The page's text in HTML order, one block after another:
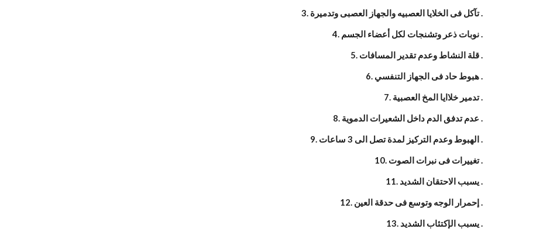
3. تآكل فى الخلايا العصبيه والجهاز العصبى وتدميرة .
4. نوبات ذعر وتشنجات لكل أعضاء الجسم .
5. قلة النشاط وعدم تقدير المسافات .
6. هبوط حاد فى الجهاز التنفسي .
7. تدمير خلاايا المخ العصبية .
8. عدم تدفق الدم داخل الشعيرات الدموية .
9. الهبوط وعدم التركيز لمدة تصل الى 3 ساعات .
10. تغييرات فى نبرات الصوت .
11. يسبب الاحتقان الشديد .
12. إحمرار الوجه وتوسع فى حدقة العين .
13. يسبب الإكتئاب الشديد .